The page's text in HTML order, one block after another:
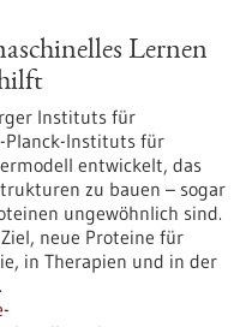
Lernen
Instituts für
Planck-Instituts für
entwickelt, das
zu bauen – sogar
ungewöhnlich sind.
neue Proteine für
in Therapien und in der